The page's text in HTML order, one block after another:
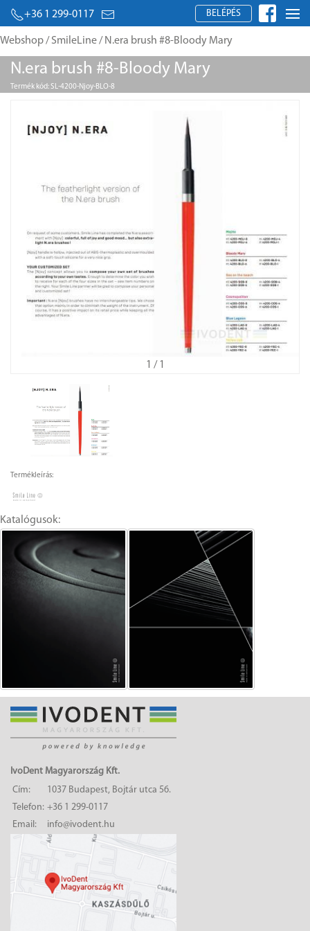
+36 1 299-0117 BELÉPÉS
Webshop/ SmileLine/ N.era brush #8-Bloody Mary
N.era brush #8-Bloody Mary
Termék kód: SL-4200-Njoy-BLO-8
1 / 1
Termékleírás:
Katalógusok:
IvoDent Magyarország Kft.
Cím:
1037 Budapest, Bojtár utca 56.
Telefon: +36 1 299-0117
Email:
info@ivodent.hu